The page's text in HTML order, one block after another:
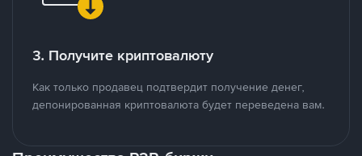
3. Получите криптовалюту
Как только продавец подтвердит получение денег,
депонированная криптовалюта будет переведена вам.